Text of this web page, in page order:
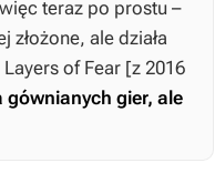
teraz po prostu –
ale działa
Layers of Fear [z 2016
gównianych gier, ale